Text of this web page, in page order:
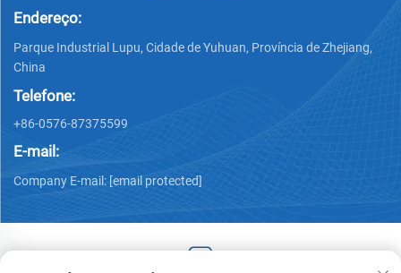
Endereço:
Parque Industrial Lupu, Cidade de Yuhuan, Província de Zhejiang,
China
Telefone:
+86-0576-87375599
E-mail:
Company E-mail: [email protected]